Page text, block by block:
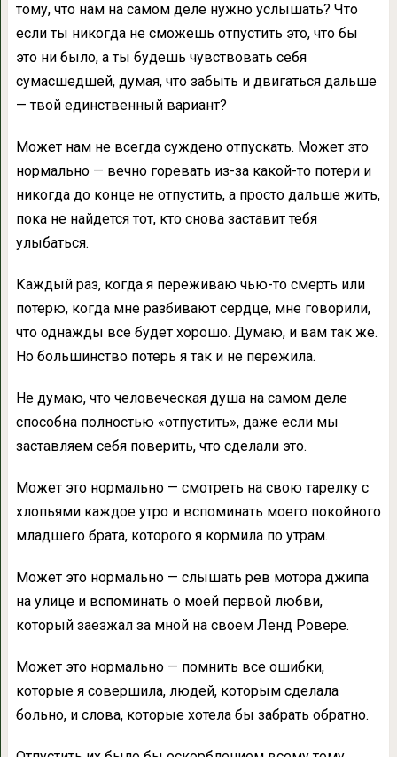
тому, что нам на самом деле нужно услышать? Что
если ты никогда не сможешь отпустить это, что бы
это ни было, а ты будешь чувствовать себя
сумасшедшей, думая, что забыть и двигаться дальше
— твой единственный вариант?
Может нам не всегда суждено отпускать. Может это
нормально — вечно горевать из-за какой-то потери и
никогда до конце не отпустить, а просто дальше жить,
пока не найдется тот, кто снова заставит тебя
улыбаться.
Каждый раз, когда я переживаю чью-то смерть или
потерю, когда мне разбивают сердце, мне говорили,
что однажды все будет хорошо. Думаю, и вам так же.
Но большинство потерь я так и не пережила.
Не думаю, что человеческая душа на самом деле
способна полностью «отпустить», даже если мы
заставляем себя поверить, что сделали это.
Может это нормально — смотреть на свою тарелку с
хлопьями каждое утро и вспоминать моего покойного
младшего брата, которого я кормила по утрам.
Может это нормально — слышать рев мотора джипа
на улице и вспоминать о моей первой любви,
который заезжал за мной на своем Ленд Ровере.
Может это нормально — помнить все ошибки,
которые я совершила, людей, которым сделала
больно, и слова, которые хотела бы забрать обратно.